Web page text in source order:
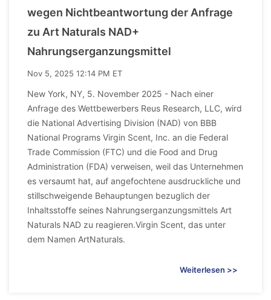
wegen Nichtbeantwortung der Anfrage
zu Art Naturals NAD+
Nahrungserganzungsmittel
Nov 5, 2025 12:14 PM ET
New York, NY, 5. November 2025 - Nach einer
Anfrage des Wettbewerbers Reus Research, LLC, wird
die National Advertising Division (NAD) von BBB
National Programs Virgin Scent, Inc. an die Federal
Trade Commission (FTC) und die Food and Drug
Administration (FDA) verweisen, weil das Unternehmen
es versaumt hat, auf angefochtene ausdruckliche und
stillschweigende Behauptungen bezuglich der
Inhaltsstoffe seines Nahrungserganzungsmittels Art
Naturals NAD zu reagieren.Virgin Scent, das unter
dem Namen ArtNaturals.
Weiterlesen >>